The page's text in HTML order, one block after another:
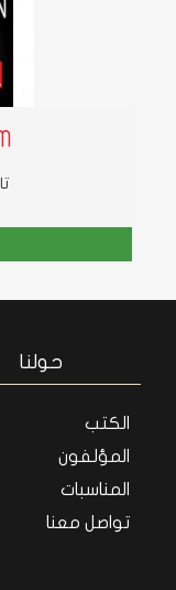
حولنا
الكتب
المؤلفون
المناسبات
تواصل معنا